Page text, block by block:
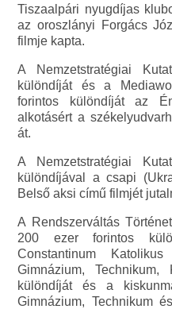
Tiszaalpári nyugdíjas
az oroszlányi Forgács
filmje kapta.
A Nemzetstratégiai
különdíját és a
forintos különdíját az
alkotásért a
át.
A Nemzetstratégiai
különdíjával a csapi
Belső aksi című filmjét
A Rendszerváltás
200 ezer forintos
Constantinum
Gimnázium,
különdíját és a
Gimnázium, Technikum